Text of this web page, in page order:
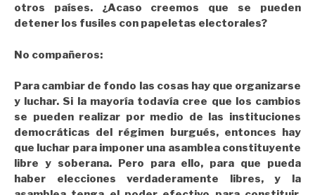
otros países. ¿Acaso creemos que se pueden
detener los fusiles con papeletas electorales?
No compañeros:
Para cambiar de fondo las cosas hay que organizarse
y luchar. Si la mayoría todavía cree que los cambios
se pueden realizar por medio de las instituciones
democráticas del régimen burgués, entonces hay
que luchar para imponer una asamblea constituyente
libre y soberana. Pero para ello, para que pueda
haber elecciones verdaderamente libres, y la